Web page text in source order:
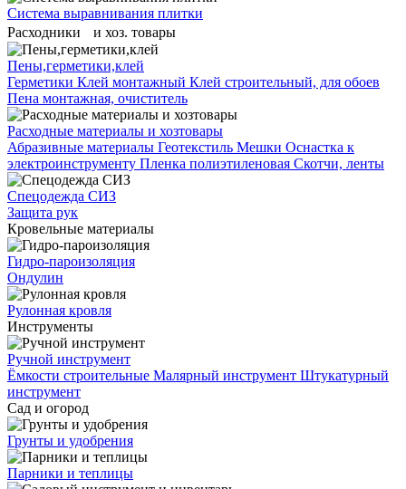
Система выравнивания плитĸи
Расходники и хоз. товары
Пены,герметики,клей
Герметики Клей монтажный Клей строительный, для обоев
Пена монтажная, очиститель
Расходные материалы и хозтовары
Абразивные материалы Геотекстиль Мешки Оснастка к
электроинструменту Пленка полиэтиленовая Скотчи, ленты
Спецодежда СИЗ
Защита рук
Кровельные материалы
Гидро-пароизоляция
Ондулин
Рулонная кровля
Инструменты
Ручной инструмент
Ёмкости строительные Малярный инструмент Штукатурный
инструмент
Сад и огород
Грунты и удобрения
Парники и теплицы